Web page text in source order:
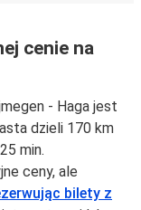
cenie na
- Haga jest
dzieli 170 km
min.
ceny, ale
bilety z